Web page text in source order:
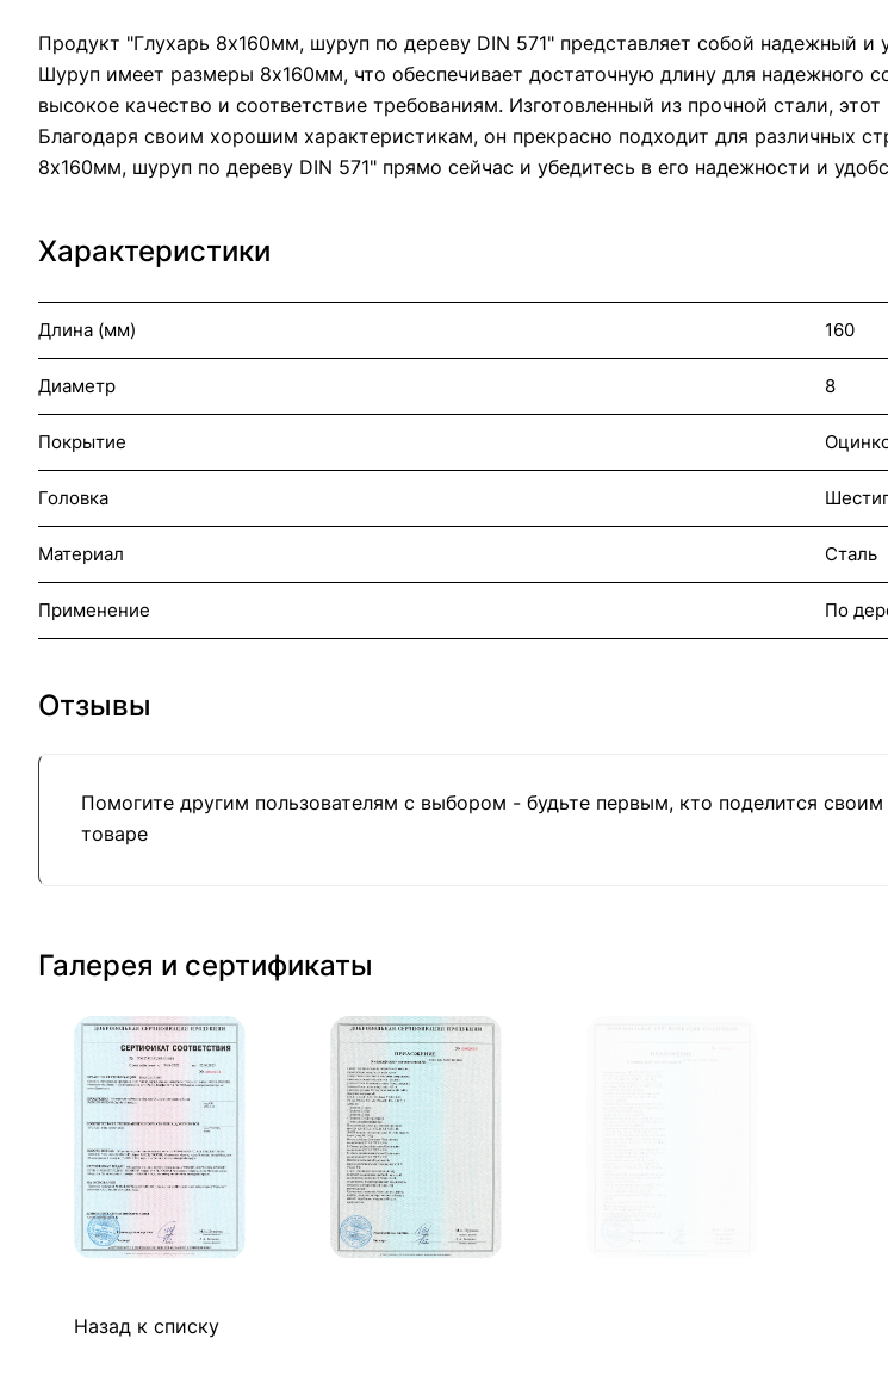
Продукт "Глухарь 8х160мм, шуруп по дереву DIN 571" представляет собой надежный и
Шуруп имеет размеры 8х160мм, что обеспечивает достаточную длину для надежного
высокое качество и соответствие требованиям. Изготовленный из прочной стали,
Благодаря своим хорошим характеристикам, он прекрасно подходит для различных
8х160мм, шуруп по дереву DIN 571" прямо сейчас и убедитесь в его надежности и
Характеристики
Длина (мм) 160
Диаметр 8
Покрытие
Головка
Материал Сталь
Применение По
Отзывы
Помогите другим пользователям с выбором - будьте первым, кто поделится
товаре
Галерея и сертификаты
Назад к списку